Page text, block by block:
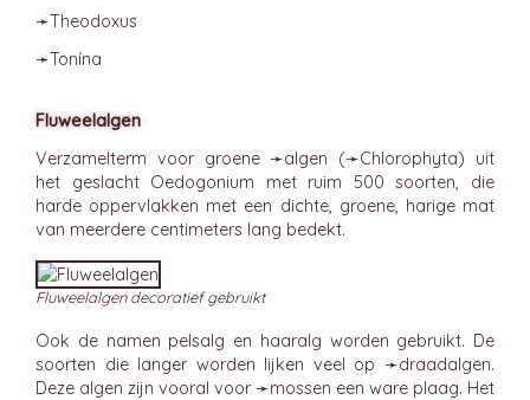
➛Theodoxus
➛Tonína
Fluweelalgen
Verzamelterm voor groene ➛algen (➛Chlorophyta) uit
het geslacht Oedogonium met ruim 500 soorten, die
harde oppervlakken met een dichte, groene, harige mat
van meerdere centimeters lang bedekt.
Fluweelalgen decoratief gebruikt
Ook de namen pelsalg en haaralg worden gebruikt. De
soorten die langer worden lijken veel op ➛draadalgen.
Deze algen zijn vooral voor ➛mossen een ware plaag. Het